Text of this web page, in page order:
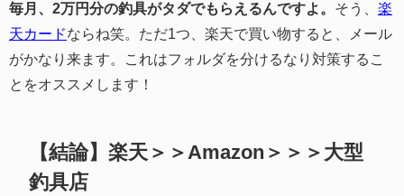
毎月、2万円分の釣具がタダでもらえるんですよ。 そう、 楽
天カードならね笑。ただ1つ、楽天で買い物すると、メール
がかなり来ます。これはフォルダを分けるなり対策するこ
とをオススメします！
【結論】楽天＞＞Amazon＞＞＞大型
釣具店